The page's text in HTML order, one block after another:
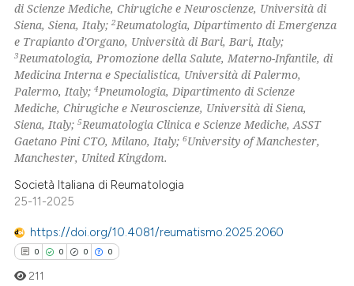
how this article has been
atscite.ai
shows how a scientific paper
been cited by providing the
of the citation, a
describing whether
mentions, or contrasts
claim, and a label
in which section the
was made.
di Scienze Mediche, Chirugiche e Neuroscienze, Università di
Siena, Siena, Italy;2Reumatologia, Dipartimento di Emergenza
e Trapianto d'Organo, Università di Bari, Bari, Italy;
3Reumatologia, Promozione della Salute, Materno-Infantile, di
Medicina Interna e Specialistica, Università di Palermo,
Palermo, Italy;4Pneumologia, Dipartimento di Scienze
Mediche, Chirugiche e Neuroscienze, Università di Siena,
Siena, Italy;5Reumatologia Clinica e Scienze Mediche, ASST
Gaetano Pini CTO, Milano, Italy;6University of Manchester,
Manchester, United Kingdom.
Società Italiana di Reumatologia
25-11-2025
https://doi.org/10.4081/reumatismo.2025.2060
0 0 0 0
211